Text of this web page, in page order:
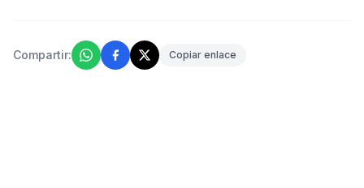
Compartir: Copiar enlace